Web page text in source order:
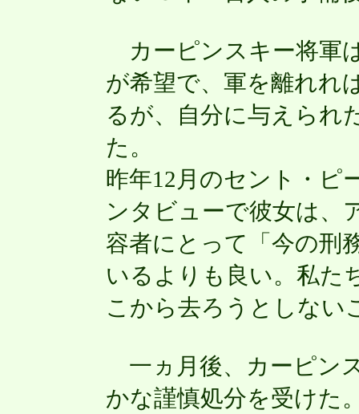
カーピンスキー将軍
が希望で、軍を離れれ
るが、自分に与えられ
た。
昨年12月のセント・ピ
ンタビューで彼女は、
容者にとって「今の刑
いるよりも良い。私た
こから去ろうとしない
一ヵ月後、カーピン
かな謹慎処分を受けた